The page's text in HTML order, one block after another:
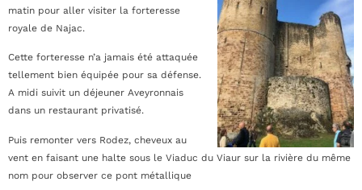
matin pour aller visiter la forteresse
royale de Najac.
Cette forteresse n’a jamais été attaquée
tellement bien équipée pour sa défense.
A midi suivit un déjeuner Aveyronnais
dans un restaurant privatisé.
Puis remonter vers Rodez, cheveux au
vent en faisant une halte sous le Viaduc du Viaur sur la rivière du même
nom pour observer ce pont métallique